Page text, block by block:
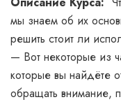
мы знаем об их
решить стоит ли
— Вот некоторые из
которые вы найдёте
обращать внимание,